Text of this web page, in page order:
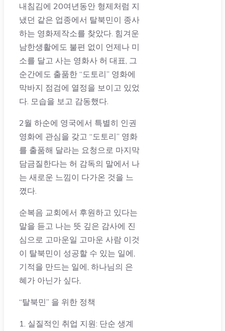
내침김에 20여년동안 형제처럼 지
냈던 같은 업종에서 탈북민이 종사
하는 영화제작소를 찾았다. 힘겨운
남한생활에도 불편 없이 언제나 미
소를 달고 사는 영화사 허 대표, 그
순간에도 출품한 “도토리” 영화에
막바지 점검에 열정을 보이고 있었
다. 모습을 보고 감동했다.
2월 하순에 영국에서 특별히 인권
영화에 관심을 갖고 “도토리” 영화
를 출품해 달라는 요청으로 마지막
담금질한다는 허 감독의 말에서 나
는 새로운 느낌이 다가온 것을 느
꼈다.
순복음 교회에서 후원하고 있다는
말을 듣고 나는 뜻 깊은 감사에 진
심으로 고마운일 고마운 사람 이것
이 탈북민이 성공할 수 있는 일에,
기적을 만드는 일에, 하나님의 은
혜가 아닌가 싶다,
“탈북민” 을 위한 정책
1. 실질적인 취업 지원: 단순 생계